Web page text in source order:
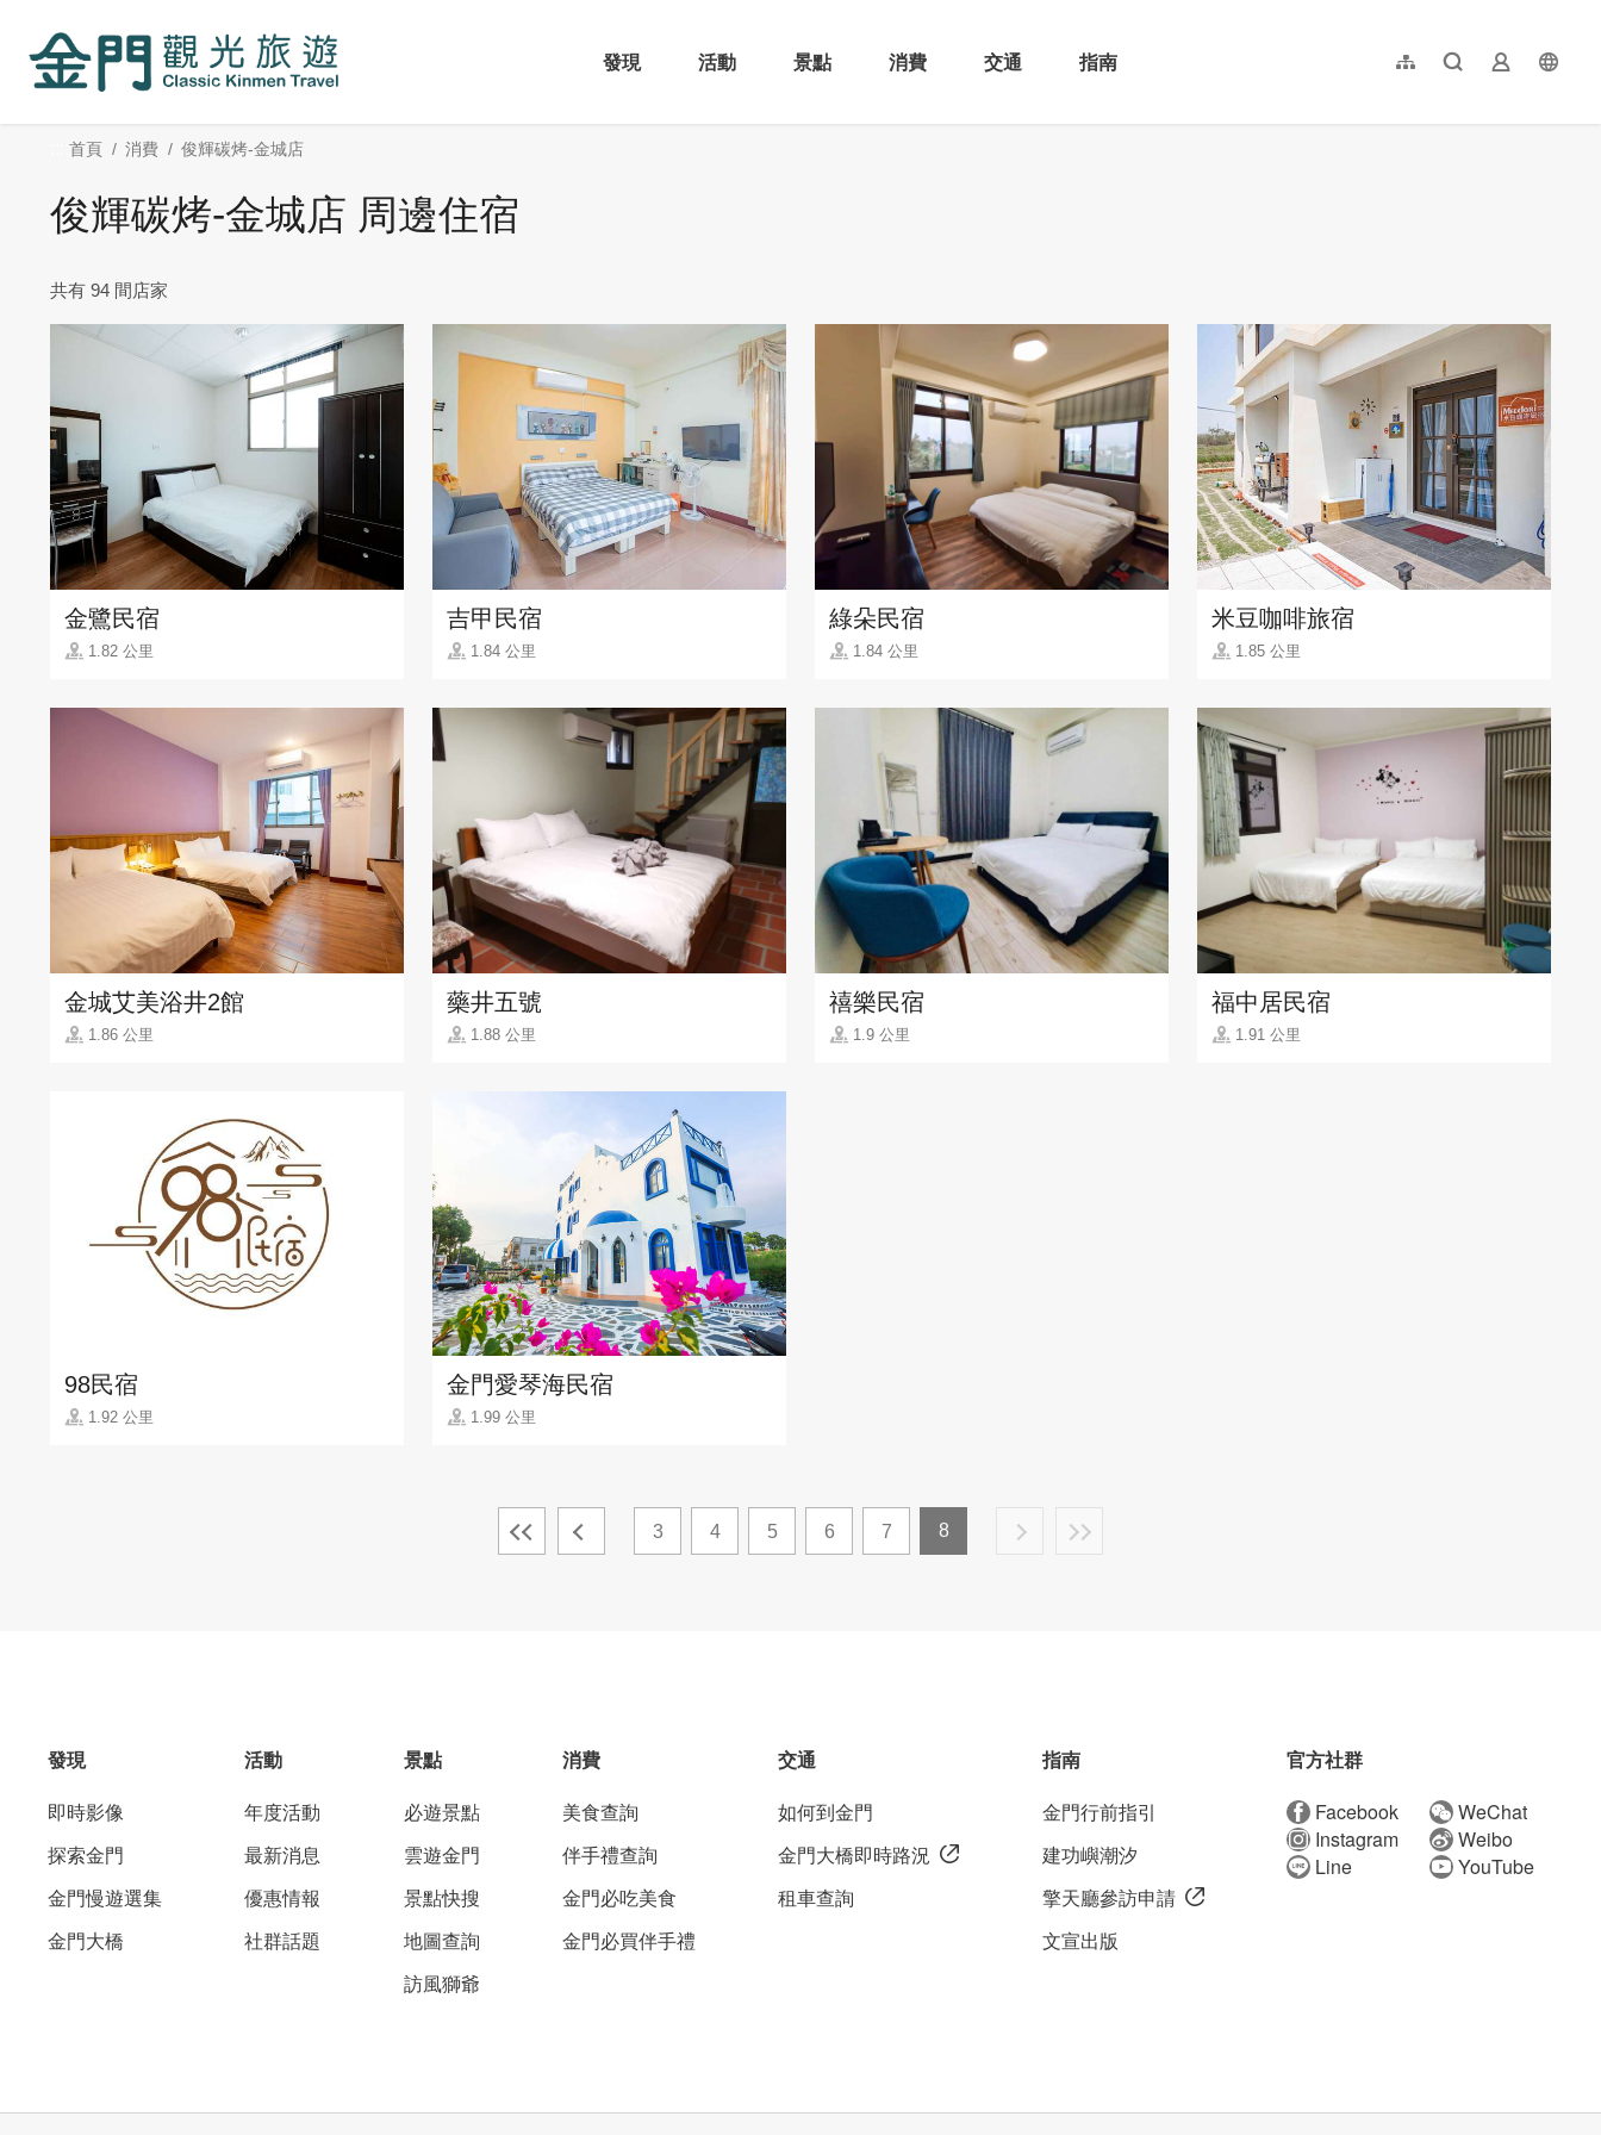
內
發現
活動 景點 消費 交通 指南 網站導覽全文檢索業者登入
简体中文
首頁 消費 俊輝碳烤-金城店
俊輝碳烤-金城店 周邊住宿
共有 94 間店家
金鷺民宿
1.82 公里
吉甲民宿
1.84 公里
綠朵民宿
1.84 公里
米豆咖啡旅宿
1.85 公里
金城艾美浴井2館
1.86 公里
藥井五號
1.88 公里
禧樂民宿
1.9 公里
福中居民宿
1.91 公里
98民宿
1.92 公里
金門愛琴海民宿
1.99 公里
3 4 5 6 7 8
發現
即時影像
探索金門
金門慢遊選集
金門大橋
活動
年度活動
最新消息
優惠情報
社群話題
景點
必遊景點
雲遊金門
景點快搜
地圖查詢
訪風獅爺
消費
美食查詢
伴手禮查詢
金門必吃美食
金門必買伴手禮
交通
如何到金門
金門大橋即時路況
租車查詢
指南
金門行前指引
建功嶼潮汐
擎天廳參訪申請
文宣出版
官方社群
Facebook
WeChat
Instagram
Weibo
Line
YouTube